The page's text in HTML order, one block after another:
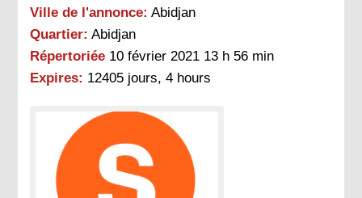
Ville de l'annonce: Abidjan
Quartier: Abidjan
Répertoriée 10 février 2021 13 h 56 min
Expires: 12405 jours, 4 hours